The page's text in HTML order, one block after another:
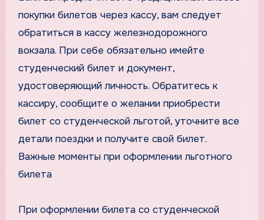
покупки билетов через кассу, вам следует
обратиться в кассу железнодорожного
вокзала. При себе обязательно имейте
студенческий билет и документ,
удостоверяющий личность. Обратитесь к
кассиру, сообщите о желании приобрести
билет со студенческой льготой, уточните все
детали поездки и получите свой билет.
Важные моменты при оформлении льготного
билета
При оформлении билета со студенческой